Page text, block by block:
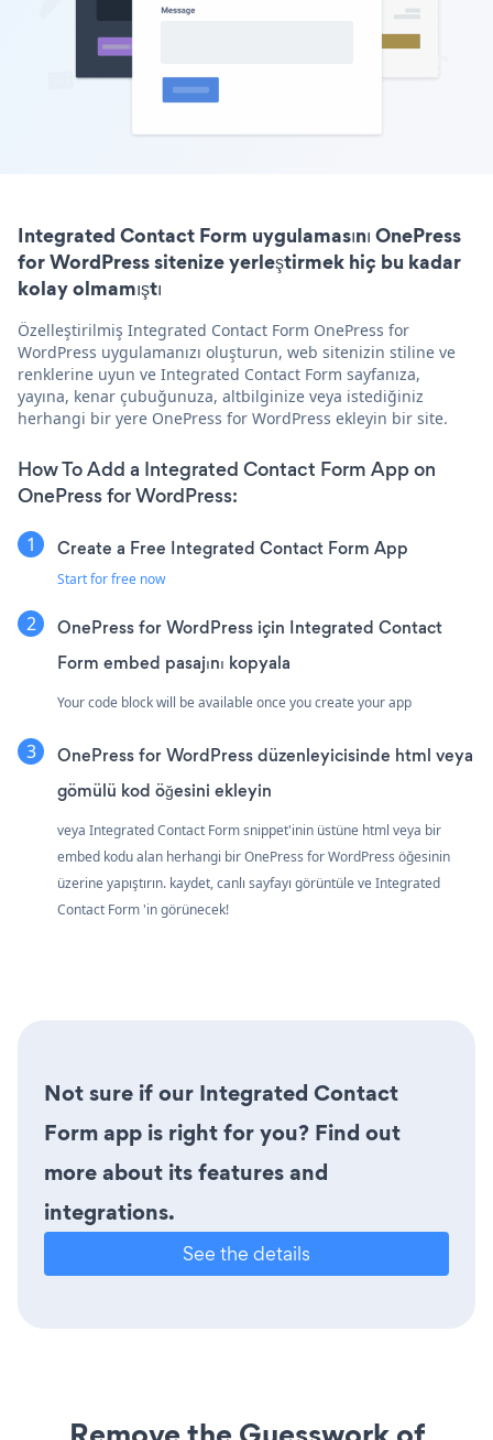
Integrated Contact Form uygulamasını OnePress
for WordPress sitenize yerleştirmek hiç bu kadar
kolay olmamıştı
Özelleştirilmiş Integrated Contact Form OnePress for
WordPress uygulamanızı oluşturun, web sitenizin stiline ve
renklerine uyun ve Integrated Contact Form sayfanıza,
yayına, kenar çubuğunuza, altbilginize veya istediğiniz
herhangi bir yere OnePress for WordPress ekleyin bir site.
How To Add a Integrated Contact Form App on
OnePress for WordPress:
Create a Free Integrated Contact Form App
Start for free now
OnePress for WordPress için Integrated Contact
Form embed pasajını kopyala
Your code block will be available once you create your app
OnePress for WordPress düzenleyicisinde html veya
gömülü kod öğesini ekleyin
veya Integrated Contact Form snippet'inin üstüne html veya bir
embed kodu alan herhangi bir OnePress for WordPress öğesinin
üzerine yapıştırın. kaydet, canlı sayfayı görüntüle ve Integrated
Contact Form 'in görünecek!
Not sure if our Integrated Contact
Form app is right for you? Find out
more about its features and
integrations.
See the details